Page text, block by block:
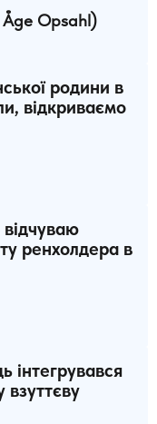
Opsahl)
родини в
відкриваємо
ренхолдера в
інтегрувався
взуттєву